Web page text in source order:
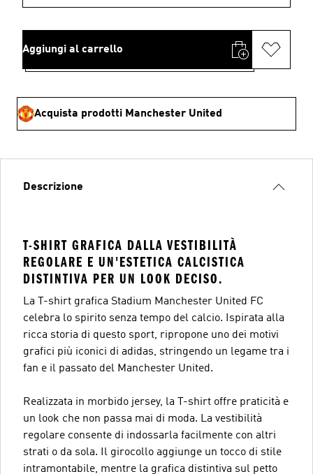
Aggiungi al carrello
Acquista prodotti Manchester United
Descrizione
T-SHIRT GRAFICA DALLA VESTIBILITÀ
REGOLARE E UN'ESTETICA CALCISTICA
DISTINTIVA PER UN LOOK DECISO.
La T-shirt grafica Stadium Manchester United FC
celebra lo spirito senza tempo del calcio. Ispirata alla
ricca storia di questo sport, ripropone uno dei motivi
grafici più iconici di adidas, stringendo un legame tra i
fan e il passato del Manchester United.
Realizzata in morbido jersey, la T-shirt offre praticità e
un look che non passa mai di moda. La vestibilità
regolare consente di indossarla facilmente con altri
strati o da sola. Il girocollo aggiunge un tocco di stile
intramontabile, mentre la grafica distintiva sul petto